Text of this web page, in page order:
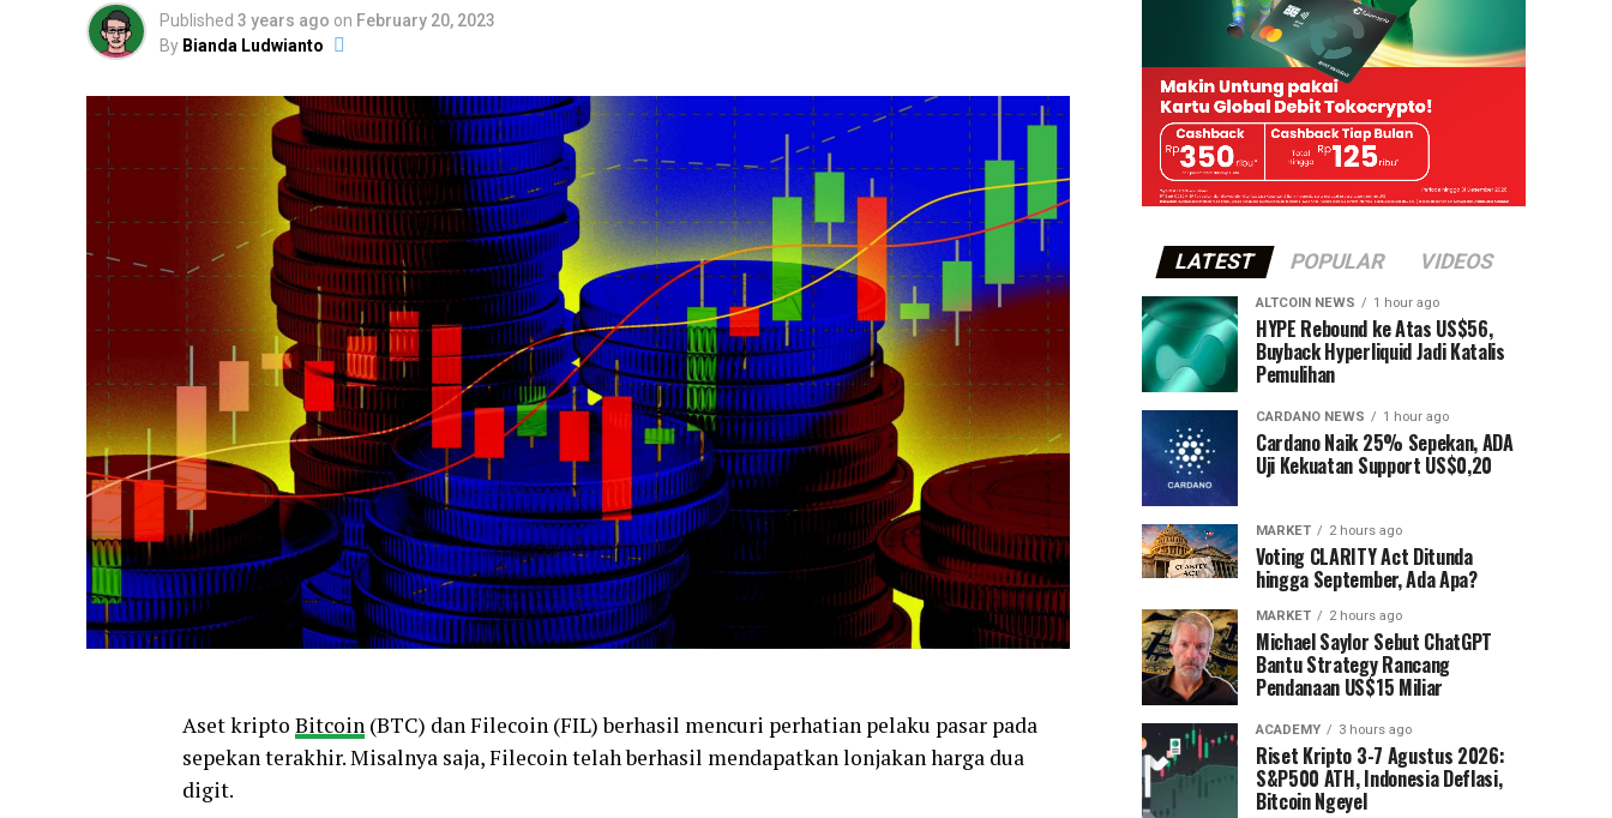
Published 3 years ago on February 20, 2023
By Bianda Ludwianto
Aset kripto Bitcoin (BTC) dan Filecoin (FIL) berhasil mencuri perhatian pelaku pasar pada
sepekan terakhir. Misalnya saja, Filecoin telah berhasil mendapatkan lonjakan harga dua
digit.
LATEST POPULAR VIDEOS
ALTCOIN NEWS 1 hour ago
HYPE Rebound ke Atas US$56,
Buyback Hyperliquid Jadi Katalis
Pemulihan
CARDANO NEWS 1 hour ago
Cardano Naik 25% Sepekan, ADA
Uji Kekuatan Support US$0,20
MARKET 2 hours ago
Voting CLARITY Act Ditunda
hingga September, Ada Apa?
MARKET 2 hours ago
Michael Saylor Sebut ChatGPT
Bantu Strategy Rancang
Pendanaan US$15 Miliar
ACADEMY 3 hours ago
Riset Kripto 3-7 Agustus 2026:
S&P500 ATH, Indonesia Deflasi,
Bitcoin Ngeyel